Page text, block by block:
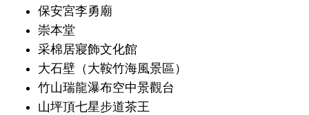
保安宮李勇廟
崇本堂
采棉居寢飾文化館
大石壁（大鞍竹海風景區）
竹山瑞龍瀑布空中景觀台
山坪頂七星步道茶王